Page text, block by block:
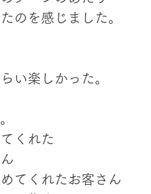
のを感じました。
い楽しかった。
くれた
てくれたお客さん